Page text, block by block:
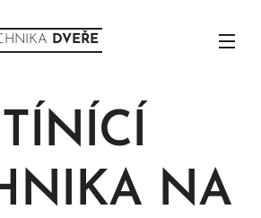
DVEŘE
NA